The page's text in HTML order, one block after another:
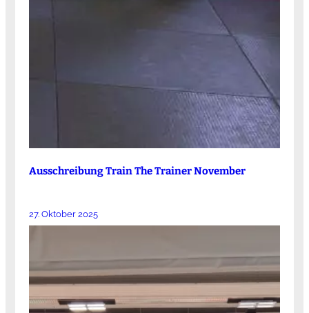
Ausschreibung Train The Trainer November
27. Oktober 2025